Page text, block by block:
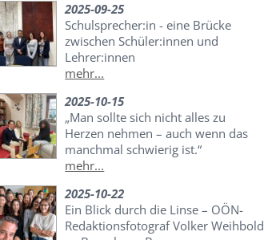
2025-09-25
Schulsprecher:in - eine Brücke
zwischen Schüler:innen und
Lehrer:innen
mehr...
2025-10-15
„Man sollte sich nicht alles zu
Herzen nehmen – auch wenn das
manchmal schwierig ist.“
mehr...
2025-10-22
Ein Blick durch die Linse – OÖN-
Redaktionsfotograf Volker Weihbold